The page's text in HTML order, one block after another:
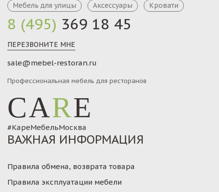
8 (495) 369 18 45
ПЕРЕЗВОНИТЕ МНЕ
sale@mebel-restoran.ru
Профессиональная мебель для ресторанов
CARE
#КареМебельМосква
Мебель для улицы
Аксессуары Кровати
ВАЖНАЯ ИНФОРМАЦИЯ
Правила обмена, возврата товара
Правила эксплуатации мебели